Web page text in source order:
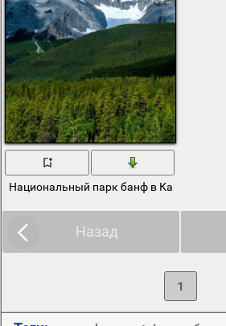
Национальный парк банф в Канаде
Назад
1